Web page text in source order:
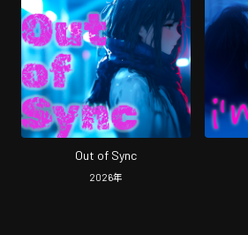
Out of Sync
2026年